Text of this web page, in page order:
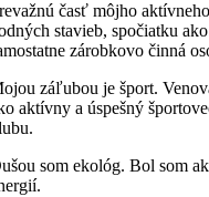
časť môjho
stavieb, spočiatku
zárobkovo činná
záľubou je šport.
aktívny a úspešný
som ekológ. Bol som